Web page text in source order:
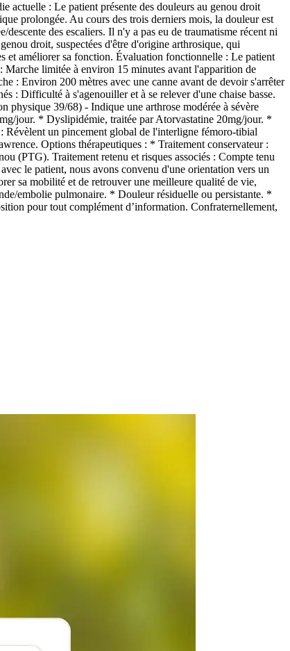
actuelle : Le patient présente des douleurs au genou droit
prolongée. Au cours des trois derniers mois, la douleur est
des escaliers. Il n'y a pas eu de traumatisme récent ni
droit, suspectées d'être d'origine arthrosique, qui
et améliorer sa fonction. Évaluation fonctionnelle : Le patient
Marche limitée à environ 15 minutes avant l'apparition de
: Environ 200 mètres avec une canne avant de devoir s'arrêter
: Difficulté à s'agenouiller et à se relever d'une chaise basse.
39/68) - Indique une arthrose modérée à sévère
jour. * Dyslipidémie, traitée par Atorvastatine 20mg/jour. *
Révèlent un pincement global de l'interligne fémoro-tibial
Options thérapeutiques : * Traitement conservateur :
(PTG). Traitement retenu et risques associés : Compte tenu
le patient, nous avons convenu d'une orientation vers un
sa mobilité et de retrouver une meilleure qualité de vie,
embolie pulmonaire. * Douleur résiduelle ou persistante. *
pour tout complément d’information. Confraternellement,